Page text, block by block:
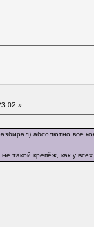
»
абсолютно все
такой крепёж, как у всех